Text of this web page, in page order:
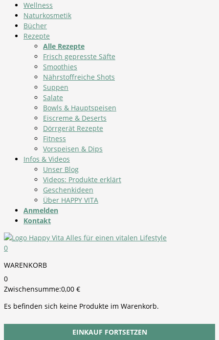
Wellness
Naturkosmetik
Bücher
Rezepte
Alle Rezepte
Frisch gepresste Säfte
Smoothies
Nährstoffreiche Shots
Suppen
Salate
Bowls & Hauptspeisen
Eiscreme & Deserts
Dörrgerät Rezepte
Fitness
Vorspeisen & Dips
Infos & Videos
Unser Blog
Videos: Produkte erklärt
Geschenkideen
Über HAPPY VITA
Anmelden
Kontakt
0
WARENKORB
0
Zwischensumme:0,00 €
Es befinden sich keine Produkte im Warenkorb.
EINKAUF FORTSETZEN